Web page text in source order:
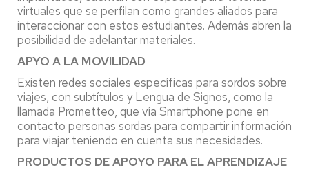
virtuales que se perfilan como grandes aliados para
interaccionar con estos estudiantes. Además abren la
posibilidad de adelantar materiales.
APYO A LA MOVILIDAD
Existen redes sociales específicas para sordos sobre
viajes, con subtítulos y Lengua de Signos, como la
llamada Prometteo, que vía Smartphone pone en
contacto personas sordas para compartir información
para viajar teniendo en cuenta sus necesidades.
PRODUCTOS DE APOYO PARA EL APRENDIZAJE